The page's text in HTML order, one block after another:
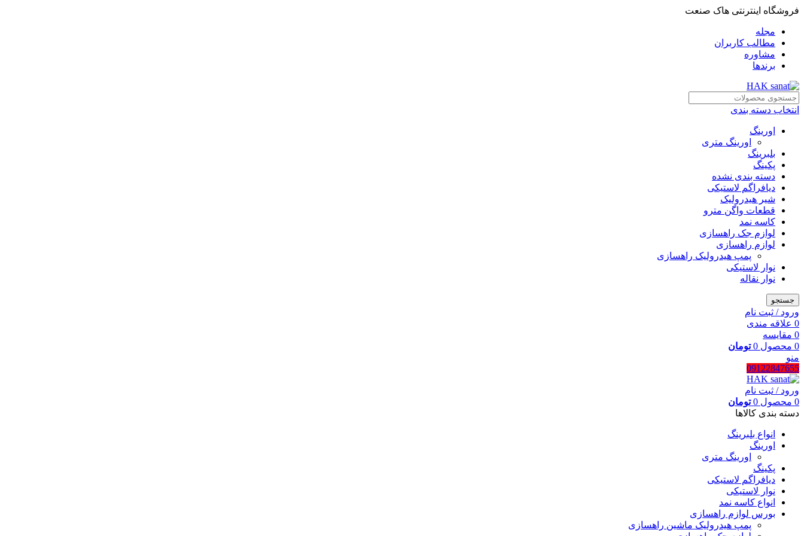
فروشگاه اینترنتی هاک صنعت
مجله
مطالب کاربران
مشاوره
برندها
انتخاب دسته بندی
اورینگ
اورینگ متری
بلبرینگ
پکینگ
دسته بندی نشده
دیافراگم لاستیکی
شیر هیدرولیک
قطعات واگن مترو
کاسه نمد
لوازم جک راهسازی
لوازم راهسازی
پمپ هیدرولیک راهسازی
نوار لاستیکی
نوار نقاله
جستجو
ورود / ثبت نام
0 علاقه مندی
0 مقایسه
0 محصول 0 تومان
منو
09122847655
ورود / ثبت نام
0 محصول 0 تومان
دسته بندی کالاها
انواع بلبرینگ
اورینگ
اورینگ متری
پکینگ
دیافراگم لاستیکی
نوار لاستیکی
انواع کاسه نمد
بورس لوازم راهسازی
پمپ هیدرولیک ماشین راهسازی